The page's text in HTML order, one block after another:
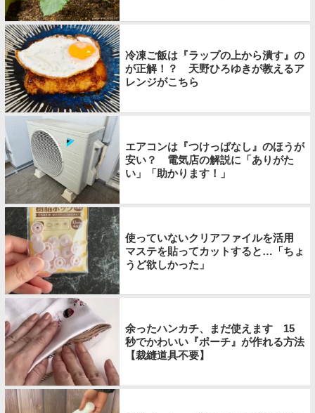
冷凍ご飯は『ラップの上から潰す』の
が正解！？ 天野ひろゆきが教えるア
レンジがこちら
エアコンは『つけっぱなし』のほうが
安い？ 電気店の解説に「ありがた
い」「助かります！」
使っていないクリアファイルを活用
マステを貼ってカットすると…「ちょ
うど欲しかった」
余ったハンカチ、まだ使えます 15
秒でかわいい『ポーチ』が作れる方法
【裁縫道具不要】